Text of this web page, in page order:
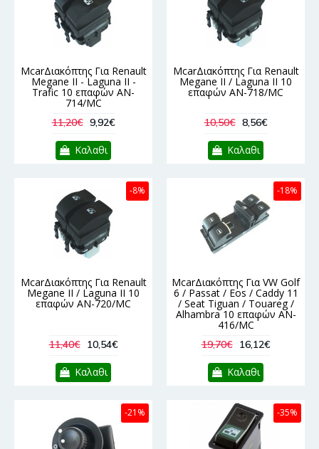
McarΔιακόπτης Για Renault
Megane II - Laguna II -
Trafic 10 επαφών AN-
714/MC
11,20€ 9,92€
Καλαθι
McarΔιακόπτης Για Renault
Megane II / Laguna II 10
επαφών AN-718/MC
10,50€ 8,56€
Καλαθι
-8%
McarΔιακόπτης Για Renault
Megane II / Laguna II 10
επαφών AN-720/MC
11,40€ 10,54€
Καλαθι
-18%
McarΔιακόπτης Για VW Golf
6 / Passat / Eos / Caddy 11
/ Seat Tiguan / Touareg /
Alhambra 10 επαφών AN-
416/MC
19,70€ 16,12€
Καλαθι
-21% -35%